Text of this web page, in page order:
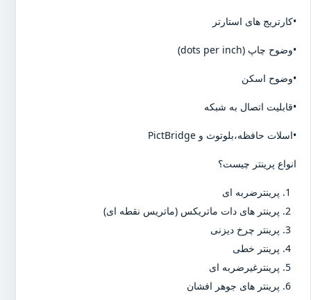
•کارتریج های استارتر
•وضوح چاپ (dots per inch)
•وضوح اسکن
•قابلیت اتصال به شبکه
•اسلات حافظه،بلوتوث و PictBridge
انواع پرینتر چیست؟
پرینترضربه ای
پرینتر های دات ماتریکس (ماتریس نقطه ای)
پرینتر چرخ دیزنی
پرینتر خطی
پرینترغیرضربه ای
پرینتر های جوهر افشان